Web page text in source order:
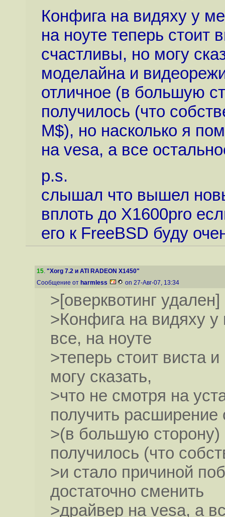
Конфига на видяху у
на ноуте теперь стоит
счастливы, но могу
моделайна и
отличное (в большую
получилось (что
M$), но насколько я
на vesa, а все
p.s.
слышал что вышел
вплоть до X1600pro
его к FreeBSD буду
15. "Xorg 7.2 и ATI RADEON X1450"
Сообщение от harmless on 27-Авг-07, 13:34
>[оверквотинг удален]
>Конфига на видяху
все, на ноуте
>теперь стоит виста
могу сказать,
>что не смотря на
получить расширение
>(в большую сторону)
получилось (что
>и стало причиной
достаточно сменить
>драйвер на vesa, а